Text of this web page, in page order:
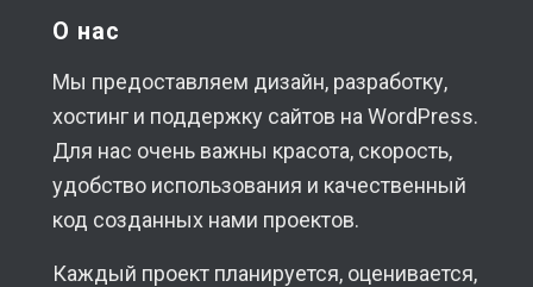
О нас
Мы предоставляем дизайн, разработку,
хостинг и поддержку сайтов на WordPress.
Для нас очень важны красота, скорость,
удобство использования и качественный
код созданных нами проектов.
Каждый проект планируется, оценивается,